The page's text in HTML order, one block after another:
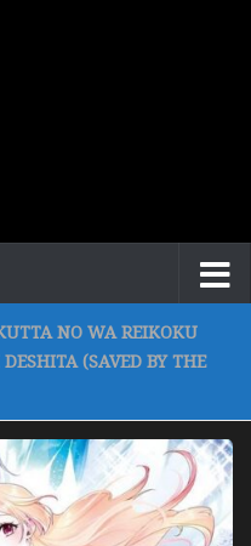
NO WA REIKOKU
(SAVED BY THE